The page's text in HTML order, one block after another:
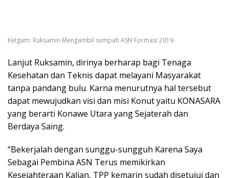
Ketgam: Ruksamin Mengambil sumpah ASN Formasi 2019.
Lanjut Ruksamin, dirinya berharap bagi Tenaga
Kesehatan dan Teknis dapat melayani Masyarakat
tanpa pandang bulu. Karna menurutnya hal tersebut
dapat mewujudkan visi dan misi Konut yaitu KONASARA
yang berarti Konawe Utara yang Sejaterah dan
Berdaya Saing.
“Bekerjalah dengan sunggu-sungguh Karena Saya
Sebagai Pembina ASN Terus memikirkan
Kesejahteraan Kalian, TPP kemarin sudah disetujui dan